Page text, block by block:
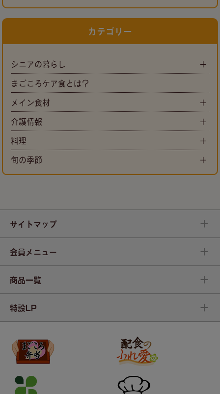
カテゴリー
シニアの暮らし
まごころケア食とは？
メイン食材
介護情報
料理
旬の季節
サイトマップ
会員メニュー
商品一覧
特設LP